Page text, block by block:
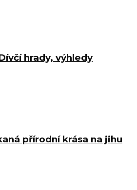
hrady, výhledy
přírodní krása na jihu